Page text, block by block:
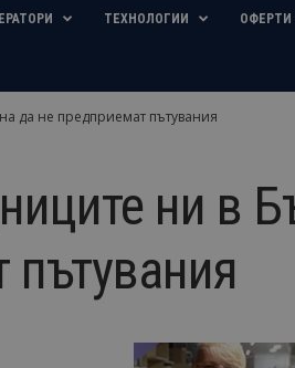
ТЕХНОЛОГИИ ОФЕРТИ
да не предприемат пътувания
ни в